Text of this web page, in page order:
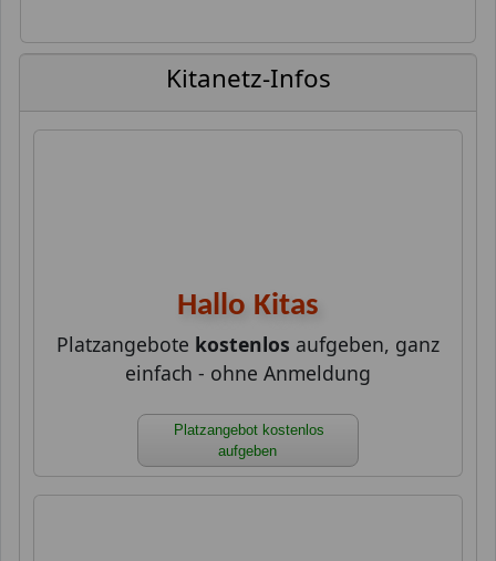
Kitanetz-Infos
Hallo Kitas
Platzangebote kostenlos aufgeben, ganz
einfach - ohne Anmeldung
Platzangebot kostenlos
aufgeben